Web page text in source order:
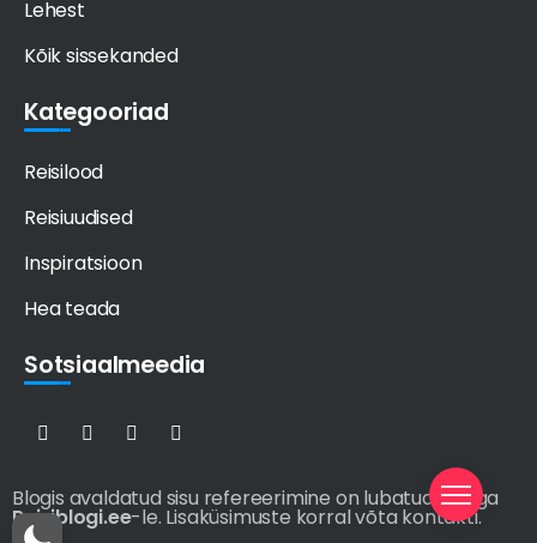
Lehest
Kõik sissekanded
Kategooriad
Reisilood
Reisiuudised
Inspiratsioon
Hea teada
Sotsiaalmeedia
Blogis avaldatud sisu refereerimine on lubatud viitega
Reisiblogi.ee-le. Lisaküsimuste korral võta kontakti.